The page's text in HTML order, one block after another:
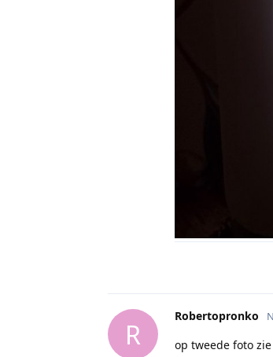
R
Robertopronko
op tweede foto